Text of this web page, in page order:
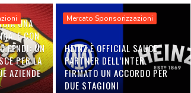
UNA
CON
FENDI: UN
PER LA
AZIENDE
Mercato Sponsorizzazioni
HEINZ È OFFICIAL SAUCE
PARTNER DELL’INTER.
FIRMATO UN ACCORDO PER
DUE STAGIONI